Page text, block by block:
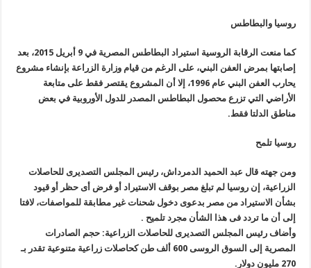
روسيا والبطاطس
كما منعت الرقابة الروسية استيراد البطاطس المصرية في 9 أبريل 2015، بعد
إصابتها بمرض العفن البني، على الرغم من قيام وزارة الزراعة بإنشاء مشروع
يحارب العفن البني عام 1996، إلا أن المشروع يقتصر فقط على متابعة
الأراضي التي تزرع محصول البطاطس المصدر للدول الأوروبية في بعض
مناطق الدلتا فقط.
روسيا تلمح
ومن جهته قال عبد الحميد الدمرداش، رئيس المجلس التصديرى للحاصلات
الزراعية، إن روسيا لم تبلغ مصر بوقف الاستيراد أو فرض أى حظر أو قيود
بشأن الاستيراد من مصر بدعوى دخول شحنات غير مطابقة للمواصفات، لافتا
إلى أن ما تردد فى هذا الشأن مجرد تلميح .
وأضاف رئيس المجلس التصديرى للحاصلات الزراعية: حجم الصادرات
المصرية إلى السوق الروسى 600 ألف طن كحاصلات زراعية متنوعية تقدر بـ
270 مليون دولار
.